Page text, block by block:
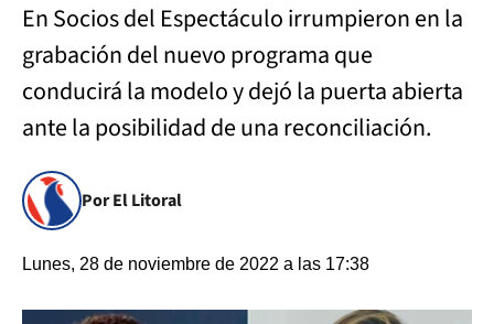
En Socios del Espectáculo irrumpieron en la
grabación del nuevo programa que
conducirá la modelo y dejó la puerta abierta
ante la posibilidad de una reconciliación.
Por El Litoral
Lunes, 28 de noviembre de 2022 a las 17:38